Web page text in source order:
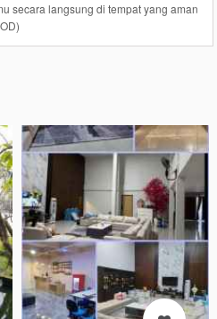
secara langsung di tempat yang aman